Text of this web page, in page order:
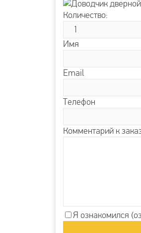
Количество:
Имя
Email
Телефон
Комментарий к
Я ознакомился